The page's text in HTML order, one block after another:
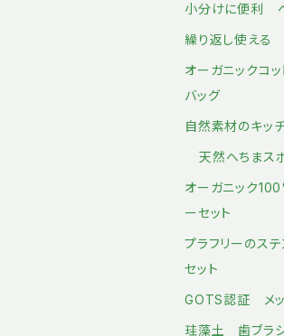
小分けに便利
繰り返し使える
オーガニックコ
バッグ
自然素材のキッ
天然へちまス
オーガニック
ーセット
プラフリーのス
セット
GOTS認証 メッ
珪藻土 歯ブラシ